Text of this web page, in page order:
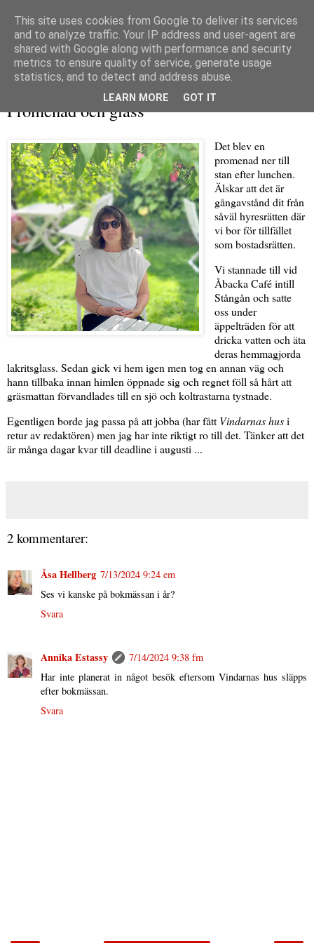
Promenad och glass
Det blev en
promenad ner till
stan efter lunchen.
Älskar att det är
gångavstånd dit från
såväl hyresrätten där
vi bor för tillfället
som bostadsrätten.
Vi stannade till vid
Åbacka Café intill
Stångån och satte
oss under
äppelträden för att
dricka vatten och äta
deras hemmagjorda
lakritsglass. Sedan gick vi hem igen men tog en annan väg och
hann tillbaka innan himlen öppnade sig och regnet föll så hårt att
gräsmattan förvandlades till en sjö och koltrastarna tystnade.
Egentligen borde jag passa på att jobba (har fått Vindarnas husi
retur av redaktören) men jag har inte riktigt ro till det. Tänker att det
är många dagar kvar till deadline i augusti ...
2 kommentarer:
Åsa Hellberg 7/13/2024 9:24 em
Ses vi kanske på bokmässan i år?
Svara
Annika Estassy
7/14/2024 9:38 fm
Har inte planerat in något besök eftersom Vindarnas hus släpps
efter bokmässan.
Svara
This site uses cookies from Google to deliver its services
and to analyze traffic. Your IP address and user-agent are
shared with Google along with performance and security
metrics to ensure quality of service, generate usage
statistics, and to detect and address abuse.
LEARN MORE GOT IT